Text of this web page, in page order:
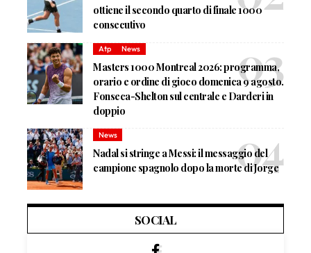
ottiene il secondo quarto di finale 1000
consecutivo
Atp News
Masters 1000 Montreal 2026: programma,
orario e ordine di gioco domenica 9 agosto.
Fonseca-Shelton sul centrale e Darderi in
doppio
News
Nadal si stringe a Messi: il messaggio del
campione spagnolo dopo la morte di Jorge
SOCIAL